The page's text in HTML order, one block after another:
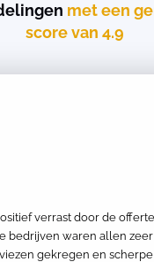
met een
score van 4.9
verrast door de
bedrijven waren allen
gekregen en